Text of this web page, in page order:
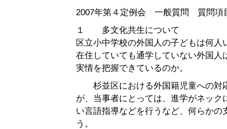
2007年第４定例会 一般質問 質問
１ 多文化共生について
区立小中学校の外国人の子どもは何人
在住していても通学していない外国人
実情を把握できているのか。
杉並区における外国籍児童への対
が、当事者にとっては、進学がネック
い言語指導などを行うなど、何らかの
う。